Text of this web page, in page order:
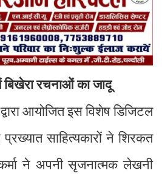
रचनाओं का जादू
आयोजित इस विशेष डिजिटल
साहित्यकारों ने शिरकत
ने अपनी सृजनात्मक लेखनी